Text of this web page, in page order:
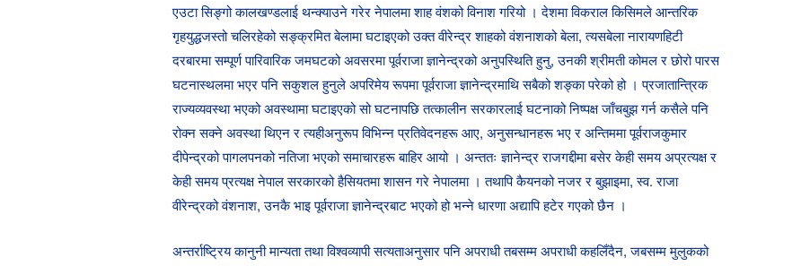
एउटा सिङ्गो कालखण्डलाई थन्क्याउने गरेर नेपालमा शाह वंशको विनाश गरियो । देशमा विकराल किसिमले आन्तरिक
गृहयुद्धजस्तो चलिरहेको सङ्क्रमित बेलामा घटाइएको उक्त वीरेन्द्र शाहको वंशनाशको बेला, त्यसबेला नारायणहिटी
दरबारमा सम्पूर्ण पारिवारिक जमघटको अवसरमा पूर्वराजा ज्ञानेन्द्रको अनुपस्थिति हुनु, उनकी श्रीमती कोमल र छोरो पारस
घटनास्थलमा भएर पनि सकुशल हुनुले अपरिमेय रूपमा पूर्वराजा ज्ञानेन्द्रमाथि सबैको शङ्का परेको हो । प्रजातान्त्रिक
राज्यव्यवस्था भएको अवस्थामा घटाइएको सो घटनापछि तत्कालीन सरकारलाई घटनाको निष्पक्ष जाँचबुझ गर्न कसैले पनि
रोक्न सक्ने अवस्था थिएन र त्यहीअनुरूप विभिन्न प्रतिवेदनहरू आए, अनुसन्धानहरू भए र अन्तिममा पूर्वराजकुमार
दीपेन्द्रको पागलपनको नतिजा भएको समाचारहरू बाहिर आयो । अन्ततः ज्ञानेन्द्र राजगद्दीमा बसेर केही समय अप्रत्यक्ष र
केही समय प्रत्यक्ष नेपाल सरकारको हैसियतमा शासन गरे नेपालमा । तथापि कैयनको नजर र बुझाइमा, स्व. राजा
वीरेन्द्रको वंशनाश, उनकै भाइ पूर्वराजा ज्ञानेन्द्रबाट भएको हो भन्ने धारणा अद्यापि हटेर गएको छैन ।
अन्तर्राष्ट्रिय कानुनी मान्यता तथा विश्वव्यापी सत्यताअनुसार पनि अपराधी तबसम्म अपराधी कहलिँदैन, जबसम्म मुलुकको